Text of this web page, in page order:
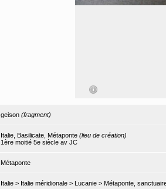
geison (fragment)
Italie, Basilicate, Métaponte (lieu de création)
1ère moitié 5e siècle av JC
Métaponte
Italie > Italie méridionale > Lucanie > Métaponte,